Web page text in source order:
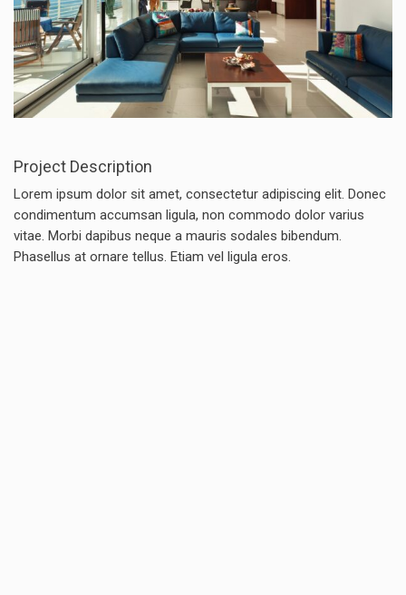
Project Description
Lorem ipsum dolor sit amet, consectetur adipiscing elit. Donec
condimentum accumsan ligula, non commodo dolor varius
vitae. Morbi dapibus neque a mauris sodales bibendum.
Phasellus at ornare tellus. Etiam vel ligula eros.